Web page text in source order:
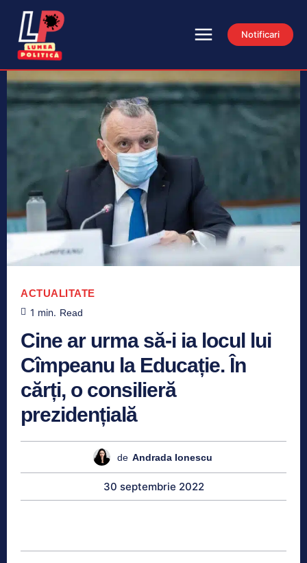
Notificari
ACTUALITATE
1 min. Read
Cine ar urma să-i ia locul lui
Cîmpeanu la Educație. În
cărți, o consilieră
prezidențială
de Andrada Ionescu
30 septembrie 2022